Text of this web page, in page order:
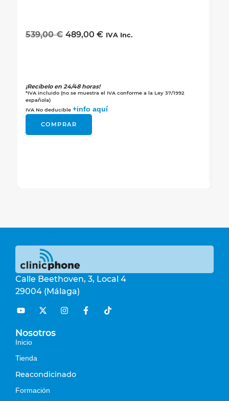
539,00€ 489,00 € IVA Inc.
¡Recíbelo en 24/48 horas!
*IVA incluido (no se muestra el IVA conforme a la Ley 37/1992
española)
IVA No deducible +info aquí
COMPRAR
Calle Beethoven, 3, Local 4
29004 (Málaga)
Nosotros
Inicio
Tienda
Reacondicinado
Formación